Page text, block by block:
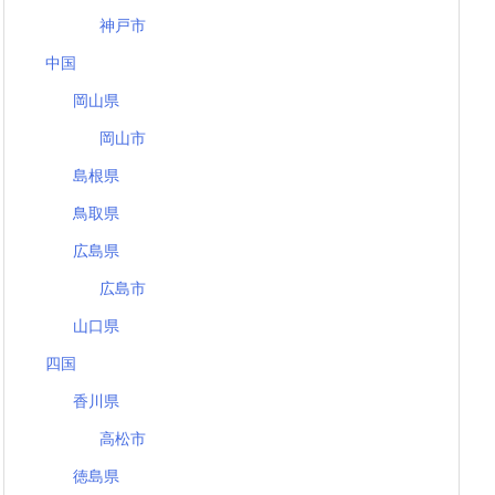
神戸市
中国
岡山県
岡山市
島根県
鳥取県
広島県
広島市
山口県
四国
香川県
高松市
徳島県